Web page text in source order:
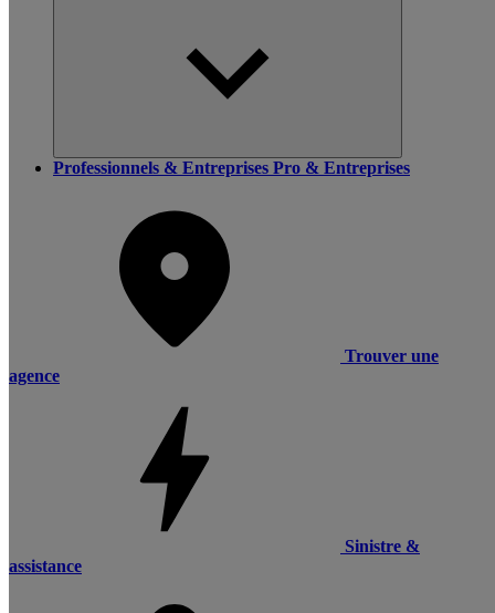
Professionnels & Entreprises Pro & Entreprises
Trouver une
agence
Sinistre &
assistance